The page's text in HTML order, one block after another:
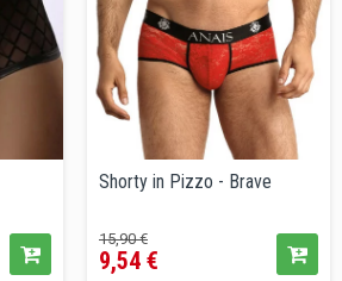
Shorty in Pizzo - Brave
Prezzo
base
15,90 €Prezzo
9,54 €